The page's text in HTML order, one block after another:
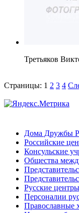
Третьяков
Страницы: 1 2 3 4
Дома Дружбы
Российские
Консульские
Общества
Русские
Персоналии
Православные